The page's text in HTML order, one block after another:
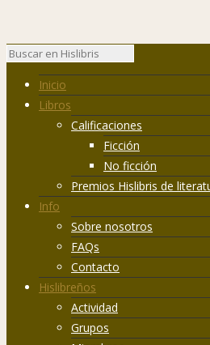
Inicio
Libros
Calificaciones
Ficción
No ficción
Premios Hislibris de
Info
Sobre nosotros
FAQs
Contacto
Hislibreños
Actividad
Grupos